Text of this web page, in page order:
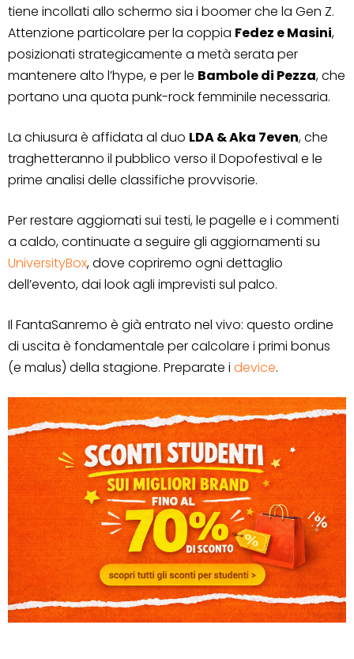
tiene incollati allo schermo sia i boomer che la Gen Z.
Attenzione particolare per la coppia Fedez e Masini,
posizionati strategicamente a metà serata per
mantenere alto l’hype, e per le Bambole di Pezza, che
portano una quota punk-rock femminile necessaria.
La chiusura è affidata al duo LDA & Aka 7even, che
traghetteranno il pubblico verso il Dopofestival e le
prime analisi delle classifiche provvisorie.
Per restare aggiornati sui testi, le pagelle e i commenti
a caldo, continuate a seguire gli aggiornamenti su
UniversityBox, dove copriremo ogni dettaglio
dell’evento, dai look agli imprevisti sul palco.
Il FantaSanremo è già entrato nel vivo: questo ordine
di uscita è fondamentale per calcolare i primi bonus
(e malus) della stagione. Preparate i device.